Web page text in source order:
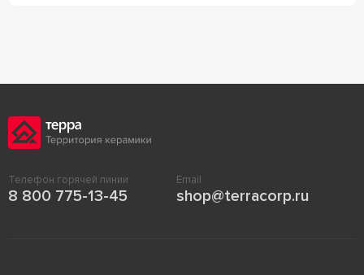
Телефон горячей линии
8 800 775-13-45
Email
shop@terracorp.ru